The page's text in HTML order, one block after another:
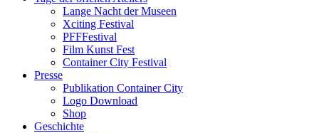
Lange Nacht der Museen
Xciting Festival
PFFFestival
Film Kunst Fest
Container City Festival
Presse
Publikation Container City
Logo Download
Shop
Geschichte